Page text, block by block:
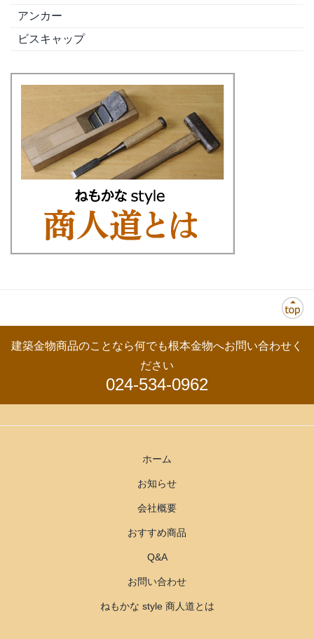
アンカー
ビスキャップ
建築金物商品のことなら何でも根本金物へお問い合わせく
ださい
024-534-0962
ホーム
お知らせ
会社概要
おすすめ商品
Q&A
お問い合わせ
ねもかな style 商人道とは